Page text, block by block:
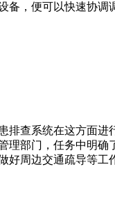
备，便可以快速协
排查系统在这方面
部门，任务中明
周边交通疏导等